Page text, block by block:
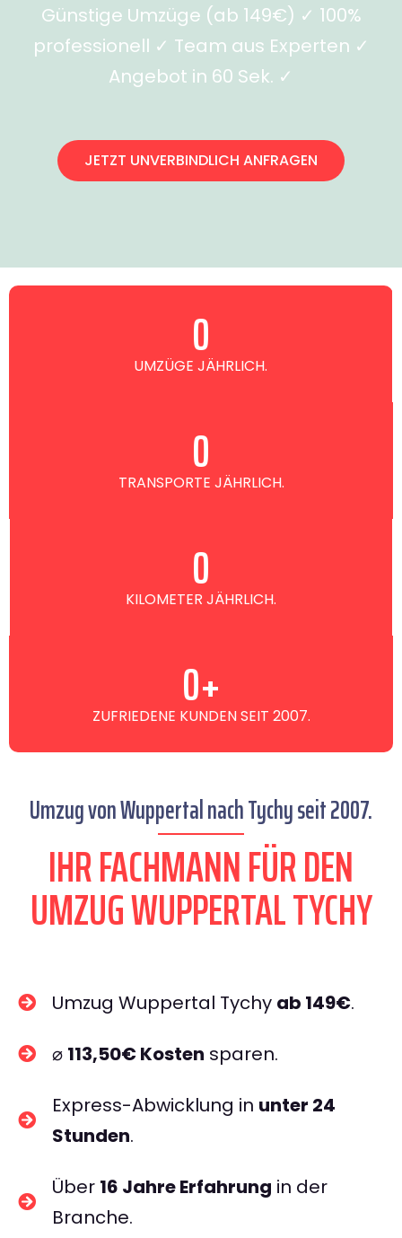
Günstige Umzüge (ab 149€) ✓ 100%
professionell ✓ Team aus Experten ✓
Angebot in 60 Sek. ✓
JETZT UNVERBINDLICH ANFRAGEN
UMZÜGE JÄHRLICH.
0
TRANSPORTE JÄHRLICH.
0
KILOMETER JÄHRLICH.
0
ZUFRIEDENE KUNDEN SEIT 2007.
0+
Umzug von Wuppertal nach Tychy seit 2007.
IHR FACHMANN FÜR DEN
UMZUG WUPPERTAL TYCHY
Umzug Wuppertal Tychy ab 149€.
⌀ 113,50€ Kosten sparen.
Express-Abwicklung in unter 24
Stunden.
Über 16 Jahre Erfahrung in der
Branche.